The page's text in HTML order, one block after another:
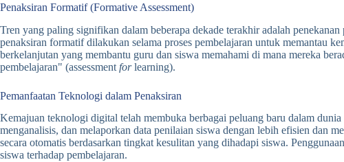
Penaksiran Formatif (Formative Assessment)
Tren yang paling signifikan dalam beberapa dekade terakhir adalah
penaksiran formatif dilakukan selama proses pembelajaran untuk memantau
berkelanjutan yang membantu guru dan siswa memahami di mana mereka
pembelajaran" (assessment forlearning).
Pemanfaatan Teknologi dalam Penaksiran
Kemajuan teknologi digital telah membuka berbagai peluang baru dalam
menganalisis, dan melaporkan data penilaian siswa dengan lebih efisien dan
secara otomatis berdasarkan tingkat kesulitan yang dihadapi siswa.
siswa terhadap pembelajaran.